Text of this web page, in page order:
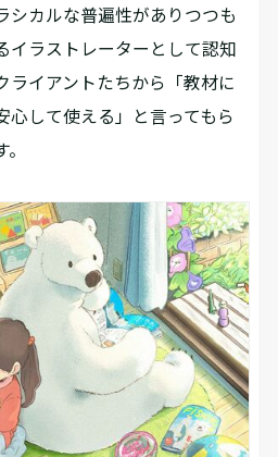
カルな普遍性がありつつも
イラストレーターとして認知
ライアントたちから「教材に
心して使える」と言ってもら